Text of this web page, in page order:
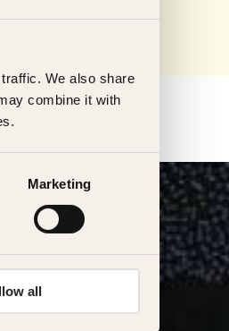
We also share
combine it with
Marketing
all